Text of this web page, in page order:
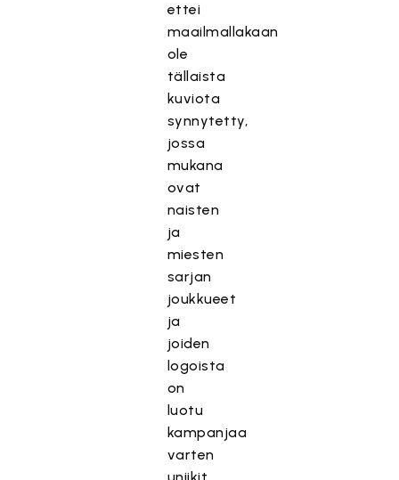
ettei
maailmallakaan
ole
tällaista
kuviota
synnytetty,
jossa
mukana
ovat
naisten
ja
miesten
sarjan
joukkueet
ja
joiden
logoista
on
luotu
kampanjaa
varten